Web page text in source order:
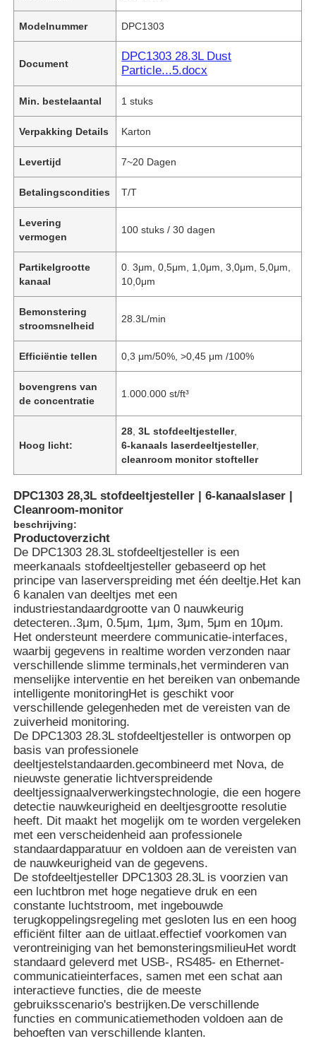
Thuis
Producten
Videos
Modelnummer DPC1303
Document
DPC1303 28.3L Dust
Particle...5.docx
Min. bestelaantal 1 stuks
Verpakking Details Karton
Levertijd 7~20 Dagen
Betalingscondities T/T
Levering
vermogen
100 stuks / 30 dagen
Partikelgrootte
kanaal
0. 3μm, 0,5μm, 1,0μm, 3,0μm, 5,0μm,
10,0μm
Bemonstering
stroomsnelheid
28.3L/min
Efficiëntie tellen 0,3 μm/50%, >0,45 μm /100%
bovengrens van
de concentratie
1.000.000 st/ft³
Hoog licht:
28 ,3L stofdeeltjesteller,
6-kanaals laserdeeltjesteller,
cleanroom monitor stofteller
DPC1303 28,3L stofdeeltjesteller | 6-kanaalslaser |
Cleanroom-monitor
beschrijving:
Productoverzicht
De DPC1303 28.3L stofdeeltjesteller is een
meerkanaals stofdeeltjesteller gebaseerd op het
principe van laserverspreiding met één deeltje.Het kan
6 kanalen van deeltjes met een
industriestandaardgrootte van 0 nauwkeurig
detecteren..3μm, 0.5μm, 1μm, 3μm, 5μm en 10μm.
Het ondersteunt meerdere communicatie-interfaces,
waarbij gegevens in realtime worden verzonden naar
verschillende slimme terminals,het verminderen van
menselijke interventie en het bereiken van onbemande
intelligente monitoringHet is geschikt voor
verschillende gelegenheden met de vereisten van de
zuiverheid monitoring.
De DPC1303 28.3L stofdeeltjesteller is ontworpen op
basis van professionele
deeltjestelstandaarden.gecombineerd met Nova, de
nieuwste generatie lichtverspreidende
deeltjessignaalverwerkingstechnologie, die een hogere
detectie nauwkeurigheid en deeltjesgrootte resolutie
heeft. Dit maakt het mogelijk om te worden vergeleken
met een verscheidenheid aan professionele
standaardapparatuur en voldoen aan de vereisten van
de nauwkeurigheid van de gegevens.
De stofdeeltjesteller DPC1303 28.3L is voorzien van
een luchtbron met hoge negatieve druk en een
constante luchtstroom, met ingebouwde
terugkoppelingsregeling met gesloten lus en een hoog
efficiënt filter aan de uitlaat.effectief voorkomen van
verontreiniging van het bemonsteringsmilieuHet wordt
standaard geleverd met USB-, RS485- en Ethernet-
communicatieinterfaces, samen met een schat aan
interactieve functies, die de meeste
gebruiksscenario's bestrijken.De verschillende
functies en communicatiemethoden voldoen aan de
behoeften van verschillende klanten.